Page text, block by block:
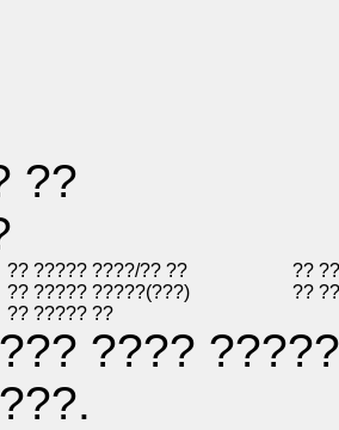
??
?? ????? ????/?? ??
??
?? ????? ?????(???)
??
?? ????? ??
????